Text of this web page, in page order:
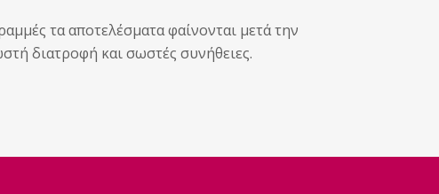
τα αποτελέσματα φαίνονται μετά την
διατροφή και σωστές συνήθειες.